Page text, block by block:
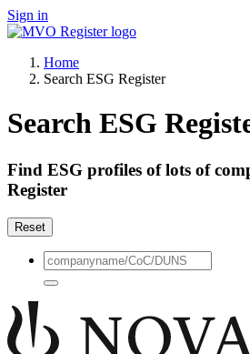
Sign in
Home
Search ESG Register
Search ESG
Find ESG profiles of lots of
Register
Reset